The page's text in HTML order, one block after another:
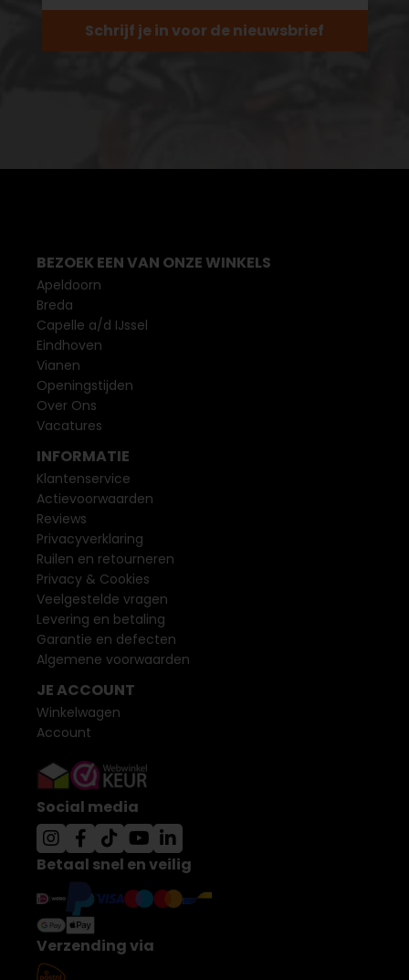
Schrijf je in voor de nieuwsbrief
BEZOEK EEN VAN ONZE WINKELS
Apeldoorn
Breda
Capelle a/d IJssel
Eindhoven
Vianen
Openingstijden
Over Ons
Vacatures
INFORMATIE
Klantenservice
Actievoorwaarden
Reviews
Privacyverklaring
Ruilen en retourneren
Privacy & Cookies
Veelgestelde vragen
Levering en betaling
Garantie en defecten
Algemene voorwaarden
JE ACCOUNT
Winkelwagen
Account
Social media
Betaal snel en veilig
Verzending via